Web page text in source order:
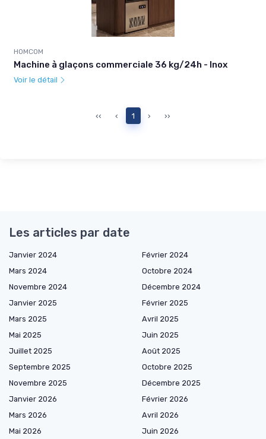
HOMCOM
Machine à glaçons commerciale 36 kg/24h - Inox
Voir le détail
‹‹ ‹ 1 › ››
Les articles par date
Janvier 2024
Février 2024
Mars 2024
Octobre 2024
Novembre 2024
Décembre 2024
Janvier 2025
Février 2025
Mars 2025
Avril 2025
Mai 2025
Juin 2025
Juillet 2025
Août 2025
Septembre 2025
Octobre 2025
Novembre 2025
Décembre 2025
Janvier 2026
Février 2026
Mars 2026
Avril 2026
Mai 2026
Juin 2026